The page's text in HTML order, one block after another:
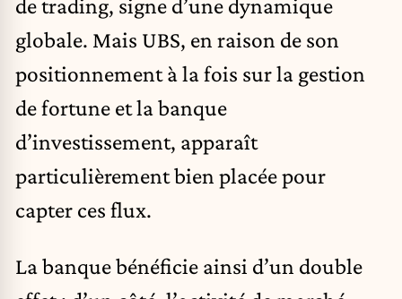
de trading, signe d’une dynamique
globale. Mais UBS, en raison de son
positionnement à la fois sur la gestion
de fortune et la banque
d’investissement, apparaît
particulièrement bien placée pour
capter ces flux.
La banque bénéficie ainsi d’un double